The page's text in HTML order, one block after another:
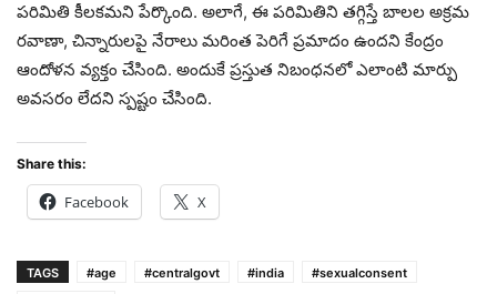
పరిమితి కీలకమని పేర్కొంది. అలాగే, ఈ పరిమితిని తగ్గిస్తే బాలల అక్రమ
రవాణా, చిన్నారులపై నేరాలు మరింత పెరిగే ప్రమాదం ఉందని కేంద్రం
ఆందోళన వ్యక్తం చేసింది. అందుకే ప్రస్తుత నిబంధనలో ఎలాంటి మార్పు
అవసరం లేదని స్పష్టం చేసింది.
Share this:
Facebook X
TAGS #age #centralgovt #india
#sexualconsent